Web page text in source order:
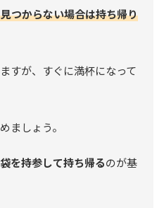
つからない場合は持ち帰り
すが、すぐに満杯になって
ましょう。
を持参して持ち帰るのが基